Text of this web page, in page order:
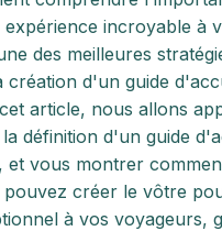
incroyable à
des meilleures
création d'un guide
article, nous allons
définition d'un guide
et vous montrer
créer le vôtre
à vos voyageurs,